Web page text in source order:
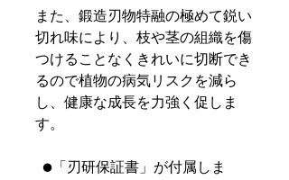
また、鍛造刃物特融の極めて鋭い
切れ味により、枝や茎の組織を傷
つけることなくきれいに切断でき
るので植物の病気リスクを減ら
し、健康な成長を力強く促しま
す。
●「刃研保証書」が付属しま